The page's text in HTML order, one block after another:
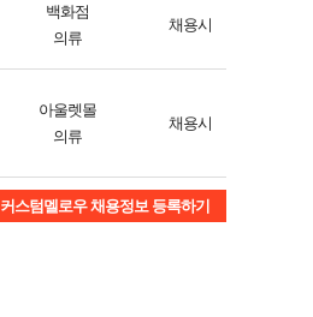
백화점
의류
채용시
아울렛몰
의류
채용시
커스텀멜로우 채용정보 등록하기